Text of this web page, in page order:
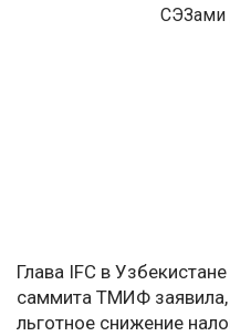
Глава IFC в
саммита ТМИФ
льготное снижение